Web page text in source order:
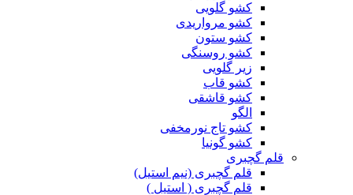
کشو گلویی
کشو مرواریدی
کشو ستون
کشو روسنگی
زیر گلویی
کشو قاب
کشو قاشقی
الگو
کشو تاج نورمخفی
کشو گونیا
قلم گچبری
قلم گچبری (نیم استیل)
قلم گچبری ( استیل )